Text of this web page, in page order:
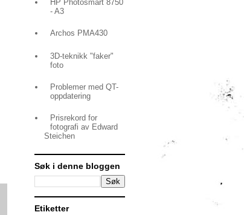
HP Photosmart 8750
- A3
Archos PMA430
3D-teknikk "faker"
foto
Problemer med QT-
oppdatering
Prisrekord for
fotografi av Edward
Steichen
Søk i denne bloggen
Etiketter